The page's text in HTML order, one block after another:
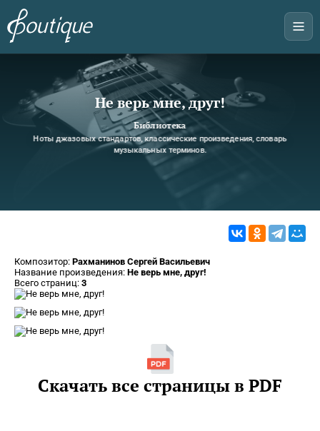
Не верь мне, друг!
Библиотека
Ноты джазовых стандартов, классические произведения, словарь
музыкальных терминов.
Композитор: Рахманинов Сергей Васильевич
Название произведения: Не верь мне, друг!
Всего страниц: 3
Скачать все страницы в PDF